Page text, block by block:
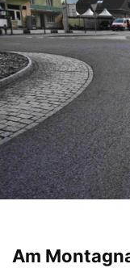
Am